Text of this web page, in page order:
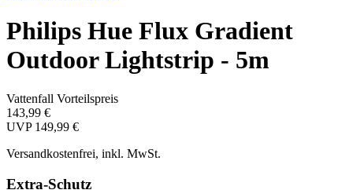
Philips Hue Flux Gradient
Outdoor Lightstrip - 5m
Vattenfall Vorteilspreis
143,99 €
UVP 149,99 €
Versandkostenfrei, inkl. MwSt.
Extra-Schutz